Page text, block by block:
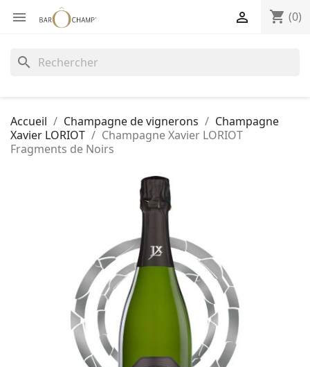
 shopping_cart (0)

search
Accueil Champagne de vignerons
Champagne
Xavier LORIOT
Champagne Xavier LORIOT
Fragments de Noirs